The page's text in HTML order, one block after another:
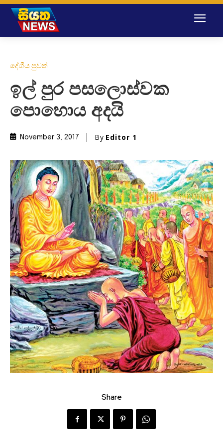
දේශීය පුවත්
ඉල් පුර පසලොස්වක
පොහොය අදයි
November 3, 2017 By Editor 1
Share